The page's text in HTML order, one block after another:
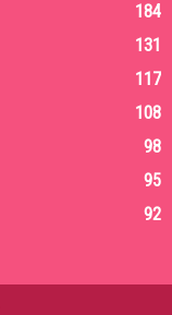
184
131
117
108
98
95
92